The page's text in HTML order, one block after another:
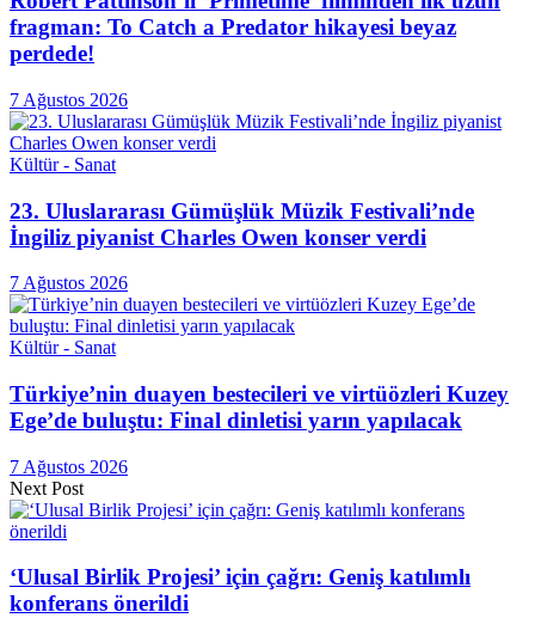
fragman: To Catch a Predator hikayesi beyaz
perdede!
7 Ağustos 2026
Kültür - Sanat
23. Uluslararası Gümüşlük Müzik Festivali’nde
İngiliz piyanist Charles Owen konser verdi
7 Ağustos 2026
Kültür - Sanat
Türkiye’nin duayen bestecileri ve virtüözleri Kuzey
Ege’de buluştu: Final dinletisi yarın yapılacak
7 Ağustos 2026
Next Post
‘Ulusal Birlik Projesi’ için çağrı: Geniş katılımlı
konferans önerildi